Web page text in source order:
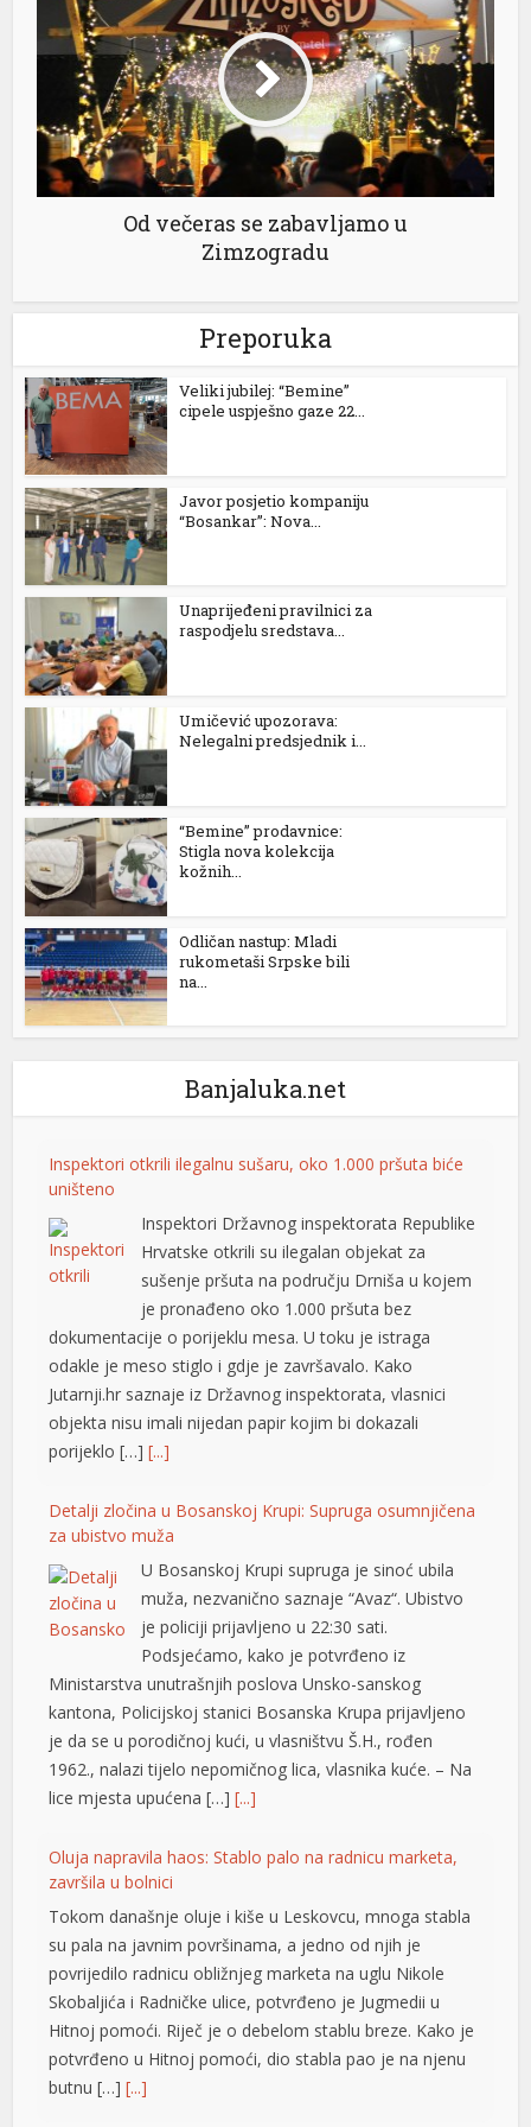
Od večeras se zabavljamo u
Zimzogradu
Preporuka
Veliki jubilej: “Bemine”
cipele uspješno gaze 22...
Javor posjetio kompaniju
“Bosankar”: Nova...
Unaprijeđeni pravilnici za
raspodjelu sredstava...
Umičević upozorava:
Nelegalni predsjednik i...
“Bemine” prodavnice:
Stigla nova kolekcija
kožnih...
Odličan nastup: Mladi
rukometaši Srpske bili
na...
Banjaluka.net
Inspektori otkrili ilegalnu sušaru, oko 1.000 pršuta biće
uništeno
Inspektori Državnog inspektorata Republike
Hrvatske otkrili su ilegalan objekat za
sušenje pršuta na području Drniša u kojem
je pronađeno oko 1.000 pršuta bez
dokumentacije o porijeklu mesa. U toku je istraga
odakle je meso stiglo i gdje je završavalo. Kako
Jutarnji.hr saznaje iz Državnog inspektorata, vlasnici
objekta nisu imali nijedan papir kojim bi dokazali
porijeklo […][...]
Detalji zločina u Bosanskoj Krupi: Supruga osumnjičena
za ubistvo muža
U Bosanskoj Krupi supruga je sinoć ubila
muža, nezvanično saznaje “Avaz“. Ubistvo
je policiji prijavljeno u 22:30 sati.
Podsjećamo, kako je potvrđeno iz
Ministarstva unutrašnjih poslova Unsko-sanskog
kantona, Policijskoj stanici Bosanska Krupa prijavljeno
je da se u porodičnoj kući, u vlasništvu Š.H., rođen
1962., nalazi tijelo nepomičnog lica, vlasnika kuće. – Na
lice mjesta upućena […][...]
Oluja napravila haos: Stablo palo na radnicu marketa,
završila u bolnici
Tokom današnje oluje i kiše u Leskovcu, mnoga stabla
su pala na javnim površinama, a jedno od njih je
povrijedilo radnicu obližnjeg marketa na uglu Nikole
Skobaljića i Radničke ulice, potvrđeno je Jugmedii u
Hitnoj pomoći. Riječ je o debelom stablu breze. Kako je
potvrđeno u Hitnoj pomoći, dio stabla pao je na njenu
butnu […][...]